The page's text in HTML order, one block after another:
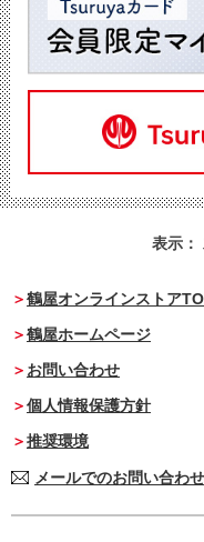
表示：
鶴屋オンラインストア
鶴屋ホームページ
お問い合わせ
個人情報保護方針
推奨環境
メールでのお問い合わせ